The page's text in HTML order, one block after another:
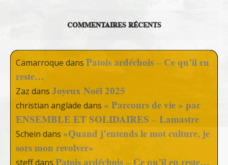
COMMENTAIRES RÉCENTS
Camarroque dans Patois ardéchois – Ce qu’il en
reste…
Zaz dans Joyeux Noël 2025
christian anglade dans « Parcours de vie » par
ENSEMBLE ET SOLIDAIRES – Lamastre
Schein dans «Quand j’entends le mot culture, je
sors mon revolver»
steffdans